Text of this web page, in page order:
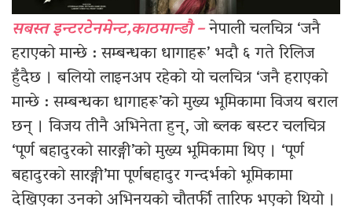
सबस्त इन्टरटेनमेन्ट,काठमान्डौ –नेपाली चलचित्र ‘जनै
हराएको मान्छे : सम्बन्धका धागाहरू’ भदौ ६ गते रिलिज
हुँदैछ । बलियो लाइनअप रहेको यो चलचित्र ‘जनै हराएको
मान्छे : सम्बन्धका धागाहरू’को मुख्य भूमिकामा विजय बराल
छन् । विजय तीनै अभिनेता हुन्, जो ब्लक बस्टर चलचित्र
‘पूर्ण बहादुरको सारङ्गी’को मुख्य भूमिकामा थिए । ‘पूर्ण
बहादुरको सारङ्गी’मा पूर्णबहादुर गन्दर्भको भूमिकामा
देखिएका उनको अभिनयको चौतर्फी तारिफ भएको थियो ।